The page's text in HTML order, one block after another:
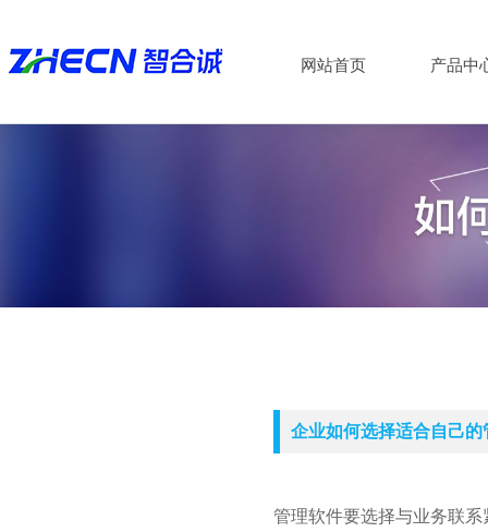
网站首页 产品中
企业如何选择适合自己的
管理软件要选择与业务联